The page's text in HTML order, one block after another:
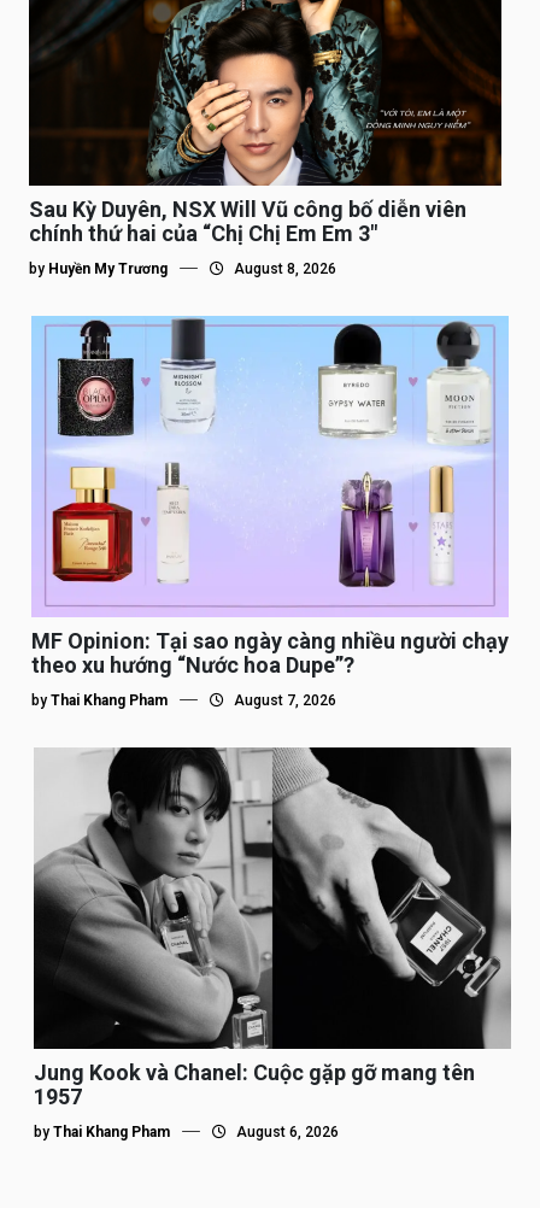
Sau Kỳ Duyên, NSX Will Vũ công bố diễn viên
chính thứ hai của “Chị Chị Em Em 3″
by Huyền My Trương August 8, 2026
MF Opinion: Tại sao ngày càng nhiều người chạy
theo xu hướng “Nước hoa Dupe”?
by Thai Khang Pham August 7, 2026
Jung Kook và Chanel: Cuộc gặp gỡ mang tên
1957
by Thai Khang Pham August 6, 2026